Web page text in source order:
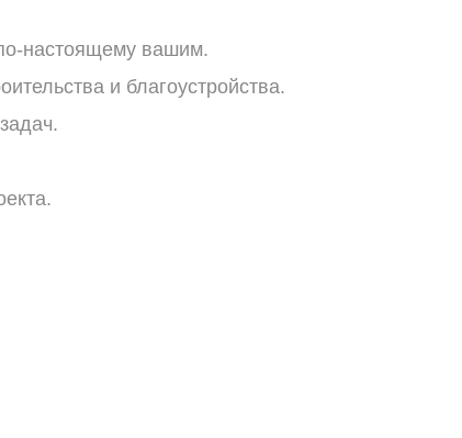
настоящему вашим.
и благоустройства.
задач.